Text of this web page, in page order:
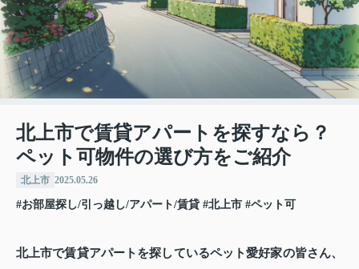
北上市で賃貸アパートを探すなら？
ペット可物件の選び方をご紹介
北上市 2025.05.26
#お部屋探し/引っ越し/アパート/賃貸 #北上市 #ペット可
北上市で賃貸アパートを探しているペット愛好家の皆さん、